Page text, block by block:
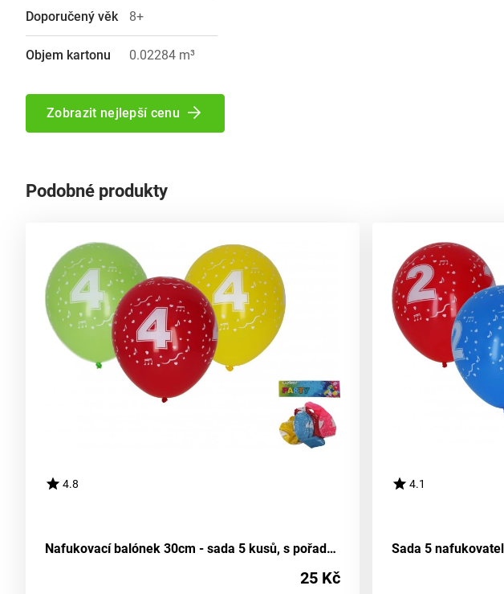
Doporučený věk 8+
Objem kartonu 0.02284 m³
Zobrazit nejlepší cenu
Podobné produkty
4.8
Nafukovací balónek 30cm - sada 5 kusů, s pořadovým číslem 4
25 Kč
4.1